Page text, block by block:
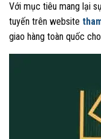
Với mục tiêu mang lại
tuyến trên website
giao hàng toàn quốc